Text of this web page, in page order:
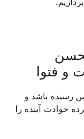
و فتوا
رسیده باشد و
حوادث آینده را